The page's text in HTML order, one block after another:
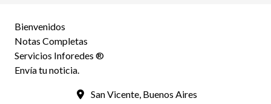
Bienvenidos
Notas Completas
Servicios Inforedes ®
Envía tu noticia.
San Vicente, Buenos Aires